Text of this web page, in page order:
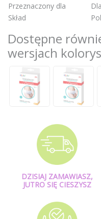
Przeznaczony dla
Skład
Dostępne
wersjach
DZISIAJ ZAMAWIASZ,
JUTRO SIĘ CIESZYSZ